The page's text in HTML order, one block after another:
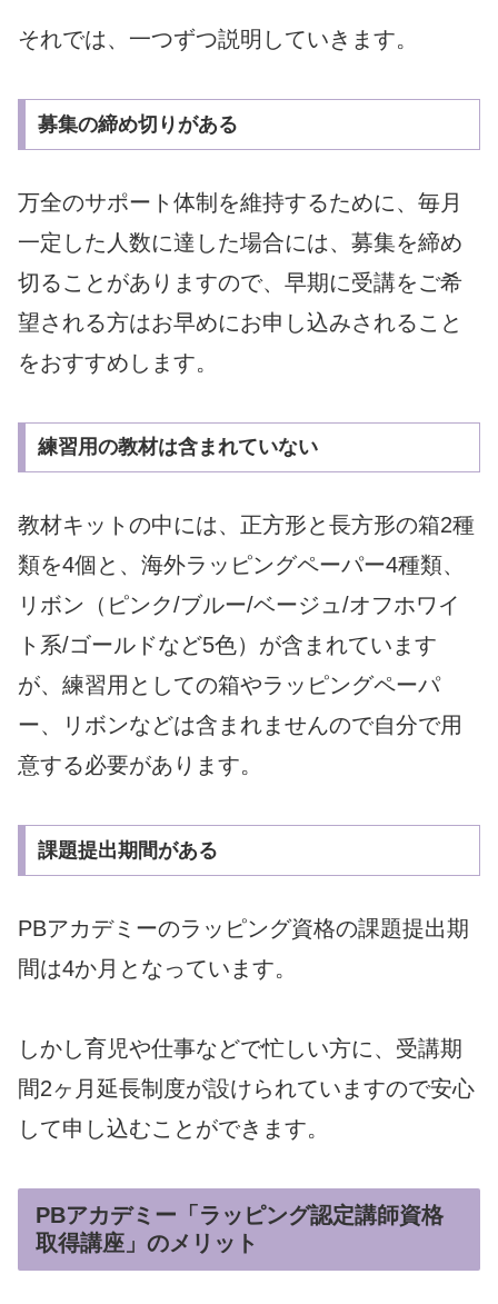
それでは、一つずつ説明していきます。
募集の締め切りがある
万全のサポート体制を維持するために、毎月
一定した人数に達した場合には、募集を締め
切ることがありますので、 早期に受講をご希
望される方はお早めにお申し込みされること
をおすすめします。
練習用の教材は含まれていない
教材キットの中には、正方形と長方形の箱2種
類を4個と、海外ラッピングペーパー4種類、
リボン（ ピンク/ブルー/ベージュ/オフホワイ
ト系/ゴールドなど5色）が含まれています
が、練習用としての箱やラッピングペーパ
ー、リボンなどは含まれませんので自分で用
意する必要があります。
課題提出期間がある
PBアカデミーのラッピング資格の課題提出期
間は4か月となっています。
しかし育児や仕事などで忙しい方に、受講期
間2ヶ月延長制度が設けられていますので安心
して申し込むことができます。
PBアカデミー「ラッピング認定講師資格
取得講座」のメリット